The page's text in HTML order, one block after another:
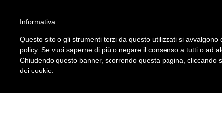
Per un corretto utilizzo del sito è necessario attivare gli script nel
Leggi qui le istruzioni su come fare.
S.I.A. Srl
Seguici su
Informativa
Questo sito o gli strumenti terzi da questo utilizzati si
policy. Se vuoi saperne di più o negare il consenso a tutti o ad
Chiudendo questo banner, scorrendo questa pagina, cliccando
dei cookie.